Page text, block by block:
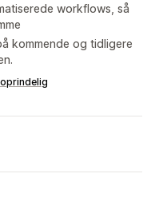
workflows, så
kommende og tidligere